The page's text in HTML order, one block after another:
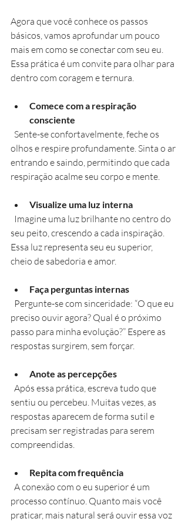
Agora que você conhece os passos
básicos, vamos aprofundar um pouco
mais em como se conectar com seu eu.
Essa prática é um convite para olhar para
dentro com coragem e ternura.
Comece com a respiração
consciente
olhos e respire profundamente. Sinta o ar
entrando e saindo, permitindo que cada
respiração acalme seu corpo e mente.
Visualize uma luz interna
seu peito, crescendo a cada inspiração.
Essa luz representa seu eu superior,
cheio de sabedoria e amor.
Faça perguntas internas
preciso ouvir agora? Qual é o próximo
passo para minha evolução?” Espere as
respostas surgirem, sem forçar.
Anote as percepções
sentiu ou percebeu. Muitas vezes, as
respostas aparecem de forma sutil e
precisam ser registradas para serem
compreendidas.
Repita com frequência
processo contínuo. Quanto mais você
praticar, mais natural será ouvir essa voz